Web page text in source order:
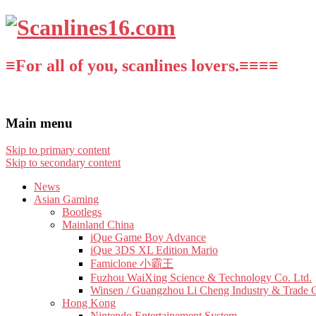
≡For all of you, scanlines lovers.≡≡≡≡
Main menu
Skip to primary content
Skip to secondary content
News
Asian Gaming
Bootlegs
Mainland China
iQue Game Boy Advance
iQue 3DS XL Edition Mario
Famiclone 小霸王
Fuzhou WaiXing Science & Technology Co. Ltd.
Winsen / Guangzhou Li Cheng Industry & Trade
Hong Kong